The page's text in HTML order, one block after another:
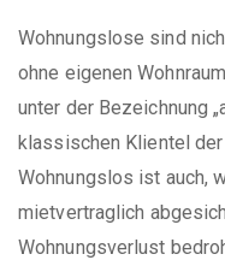
Wohnungslose sind
ohne eigenen
unter der Bezeichnung
klassischen Klientel
Wohnungslos ist auch,
mietvertraglich
Wohnungsverlust